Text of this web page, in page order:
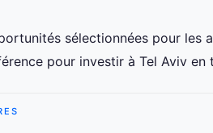
sélectionnées pour les
pour investir à Tel Aviv en